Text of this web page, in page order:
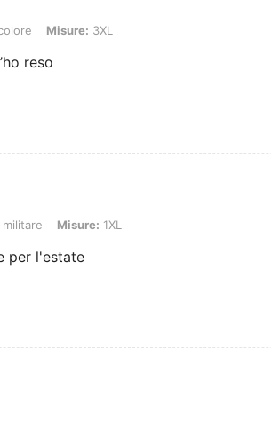
3XL
Misure: 3XL
reso
Misure: 1XLMisure: 1XL
per l'estate